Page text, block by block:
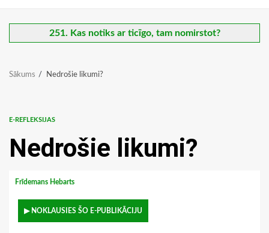
251. Kas notiks ar ticīgo, tam nomirstot?
Sākums Nedrošie likumi?
E-REFLEKSIJAS
Nedrošie likumi?
Frīdemans Hebarts
▶ NOKLAUSIES ŠO E-PUBLIKĀCIJU